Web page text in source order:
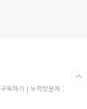
구독하기 | 누적방문자 :